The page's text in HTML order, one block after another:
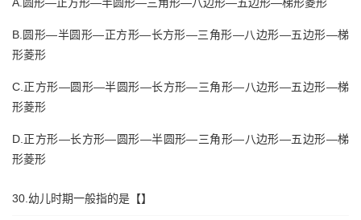
B.圆形—半圆形—正方形—长方形—三角形—八边形—五边形—梯
形菱形
C.正方形—圆形—半圆形—长方形—三角形—八边形—五边形—梯
形菱形
D.正方形—长方形—圆形—半圆形—三角形—八边形—五边形—梯
形菱形
30.幼儿时期一般指的是【】